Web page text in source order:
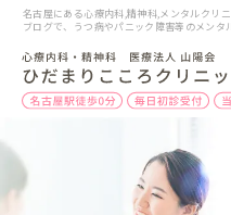
名古屋にある心療内科,精神科,メンタルクリ
ブログで、うつ病やパニック障害等のメン